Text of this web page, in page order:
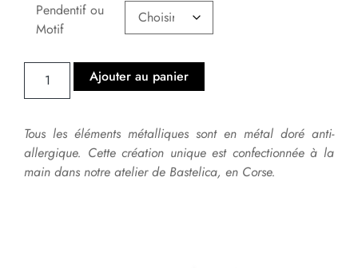
Pendentif ou
Motif
Ajouter au panier
Tous les éléments métalliques sont en métal doré anti-
allergique. Cette création unique est confectionnée à la
main dans notre atelier de Bastelica, en Corse.